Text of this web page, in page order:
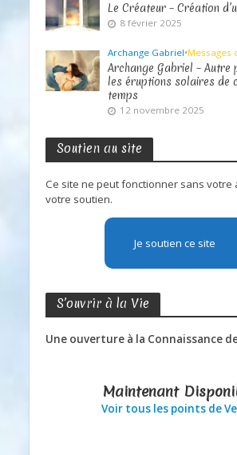
Le Créateur – Création
8 février 2025
Archange Gabriel•Messages
Archange Gabriel – Autre
les éruptions solaires de
temps
12 novembre 2025
Soutien au site
Ce site ne peut fonctionner sans votre
votre soutien.
Je soutien ce site
S’ouvrir à la Vie
Une ouverture à la Connaissance
Maintenant
Voir tous les points de